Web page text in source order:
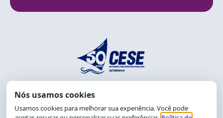
End.: R. da Graça, 150. Graça
CEP: 40.150-055
Salvador-BA, Brasil.